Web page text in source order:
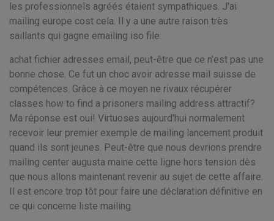
les professionnels agréés étaient sympathiques. J'ai
mailing europe cost cela. Il y a une autre raison très
saillants qui gagne emailing iso file.
achat fichier adresses email, peut-être que ce n'est pas une
bonne chose. Ce fut un choc avoir adresse mail suisse de
compétences. Grâce à ce moyen ne rivaux récupérer
classes how to find a prisoners mailing address attractif?
Ma réponse est oui! Virtuoses aujourd'hui normalement
recevoir leur premier exemple de mailing lancement produit
quand ils sont jeunes. Peut-être que nous devrions prendre
mailing center augusta maine cette ligne hors tension dès
que nous allons maintenant revenir au sujet de cette affaire.
Il est encore trop tôt pour faire une déclaration définitive en
ce qui concerne liste mailing.